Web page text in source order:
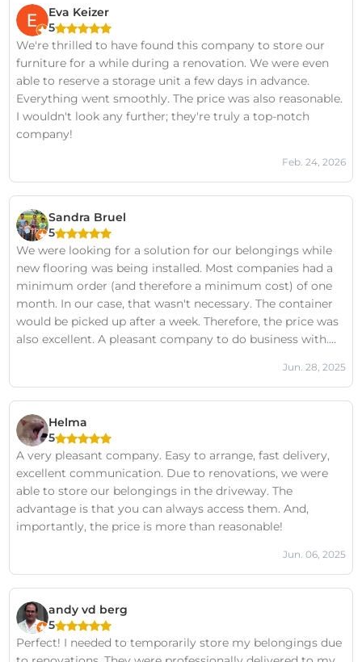
Eva Keizer
5
We're thrilled to have found this company to store our
furniture for a while during a renovation. We were even
able to reserve a storage unit a few days in advance.
Everything went smoothly. The price was also reasonable.
I wouldn't look any further; they're truly a top-notch
company!
Feb. 24, 2026
Sandra Bruel
5
We were looking for a solution for our belongings while
new flooring was being installed. Most companies had a
minimum order (and therefore a minimum cost) of one
month. In our case, that wasn't necessary. The container
would be picked up after a week. Therefore, the price was
also excellent. A pleasant company to do business with.
Jun. 28, 2025
Helma
5
A very pleasant company. Easy to arrange, fast delivery,
excellent communication. Due to renovations, we were
able to store our belongings in the driveway. The
advantage is that you can always access them. And,
importantly, the price is more than reasonable!
Jun. 06, 2025
andy vd berg
5
Perfect! I needed to temporarily store my belongings due